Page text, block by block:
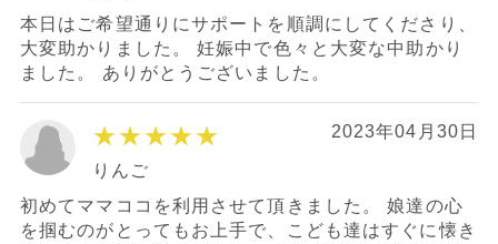
本日はご希望通りにサポートを順調にしてくださり、
大変助かりました。 妊娠中で色々と大変な中助かり
ました。 ありがとうございました。
★★★★★ 2023年04月30日
りんご
初めてママココを利用させて頂きました。 娘達の心
を掴むのがとってもお上手で、こども達はすぐに懐き